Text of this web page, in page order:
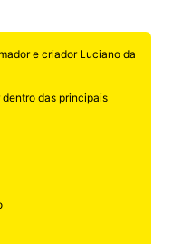
e criador Luciano da
das principais